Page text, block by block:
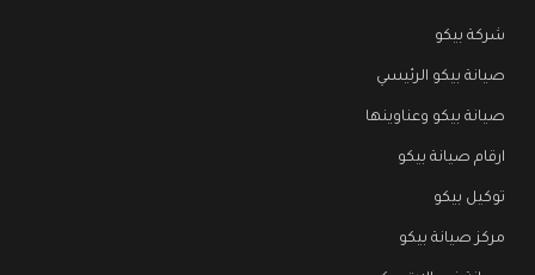
شركة بيكو
صيانة بيكو الرئيسي
صيانة بيكو وعناوينها
ارقام صيانة بيكو
توكيل بيكو
مركز صيانة بيكو